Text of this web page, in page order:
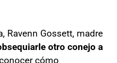
Ravenn Gossett, madre
otro conejo a
cómo